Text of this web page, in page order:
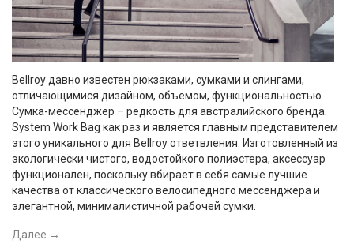
Bellroy давно известен рюкзаками, сумками и слингами,
отличающимися дизайном, объемом, функциональностью.
Сумка-мессенджер – редкость для австралийского бренда.
System Work Bag как раз и является главным представителем
этого уникального для Bellroy ответвления. Изготовленный из
экологически чистого, водостойкого полиэстера, аксессуар
функционален, поскольку вбирает в себя самые лучшие
качества от классического велосипедного мессенджера и
элегантной, минималистичной рабочей сумки.
Далее →